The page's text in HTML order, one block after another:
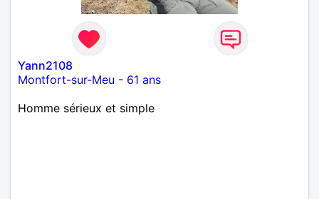
Yann2108
Montfort-sur-Meu - 61 ans
Homme sérieux et simple